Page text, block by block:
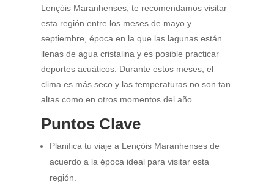
Lençóis Maranhenses, te recomendamos visitar
esta región entre los meses de mayo y
septiembre, época en la que las lagunas están
llenas de agua cristalina y es posible practicar
deportes acuáticos. Durante estos meses, el
clima es más seco y las temperaturas no son tan
altas como en otros momentos del año.
Puntos Clave
Planifica tu viaje a Lençóis Maranhenses de
acuerdo a la época ideal para visitar esta
región.